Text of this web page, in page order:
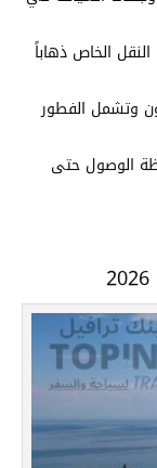
الخاص ذهاباً
وتشمل الفطور
الوصول حتى